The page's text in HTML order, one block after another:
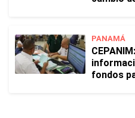
PANAMÁ
fondos